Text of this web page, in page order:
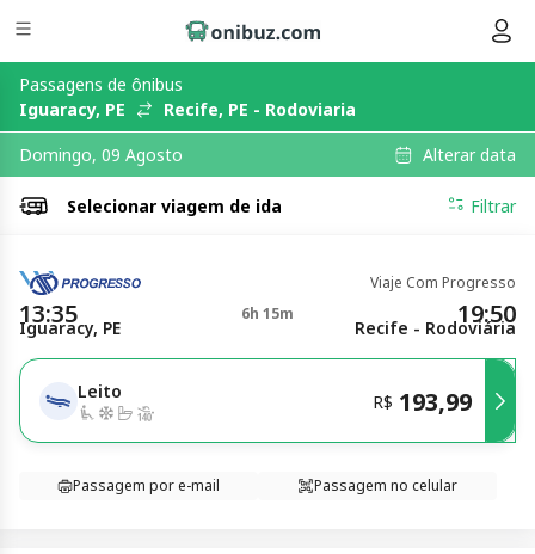
Passagens de ônibus
Iguaracy, PE
Recife, PE - Rodoviaria
Domingo, 09 Agosto
Alterar data
Selecionar viagem de ida Filtrar
Viaje Com Progresso
13:35 6h 15m 19:50
Iguaracy, PE Recife - Rodoviária
Leito R$ 193,99
Passagem por e-mail Passagem no celular